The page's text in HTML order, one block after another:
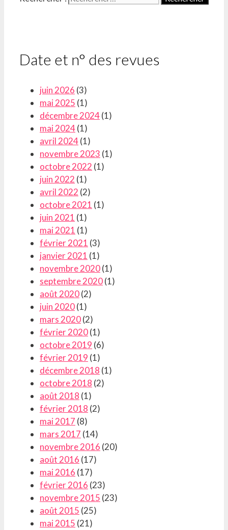
Date et n° des revues
juin 2026 (3)
mai 2025 (1)
décembre 2024(1)
mai 2024(1)
avril 2024(1)
novembre 2023 (1)
octobre 2022 (1)
juin 2022 (1)
avril 2022 (2)
octobre 2021 (1)
juin 2021 (1)
mai 2021 (1)
février 2021 (3)
janvier 2021 (1)
novembre 2020(1)
septembre 2020(1)
août 2020(2)
juin 2020(1)
mars 2020(2)
février 2020(1)
octobre 2019 (6)
février 2019 (1)
décembre 2018 (1)
octobre 2018 (2)
août 2018 (1)
février 2018 (2)
mai 2017 (8)
mars 2017 (14)
novembre 2016 (20)
août 2016 (17)
mai 2016 (17)
février 2016 (23)
novembre 2015 (23)
août 2015 (25)
mai 2015 (21)